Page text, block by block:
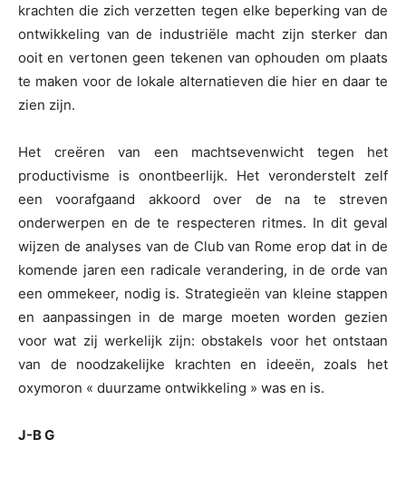
krachten die zich verzetten tegen elke beperking van de
ontwikkeling van de industriële macht zijn sterker dan
ooit en vertonen geen tekenen van ophouden om plaats
te maken voor de lokale alternatieven die hier en daar te
zien zijn.
Het creëren van een machtsevenwicht tegen het
productivisme is onontbeerlijk. Het veronderstelt zelf
een voorafgaand akkoord over de na te streven
onderwerpen en de te respecteren ritmes. In dit geval
wijzen de analyses van de Club van Rome erop dat in de
komende jaren een radicale verandering, in de orde van
een ommekeer, nodig is. Strategieën van kleine stappen
en aanpassingen in de marge moeten worden gezien
voor wat zij werkelijk zijn: obstakels voor het ontstaan
van de noodzakelijke krachten en ideeën, zoals het
oxymoron « duurzame ontwikkeling » was en is.
J-B G